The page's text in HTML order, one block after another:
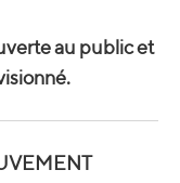
au public et